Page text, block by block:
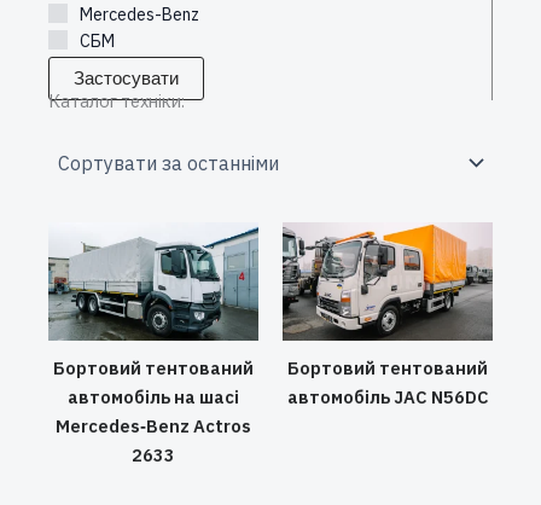
Mercedes-Benz
СБМ
Застосувати
Каталог техніки:
Бортовий тентований
автомобіль на шасі
Mercedes‑Benz Actros
2633
Бортовий тентований
автомобіль JAC N56DC